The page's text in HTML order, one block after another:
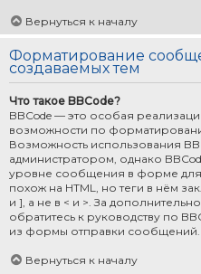
Вернуться к началу
Форматирование
создаваемых тем
Что такое BBCode?
BBCode — это особая
возможности по
Возможность использования
администратором, однако
уровне сообщения в форме для
похож на HTML, но теги в нём
и ], а не в < и >. За
обратитесь к руководству по
из формы отправки сообщений.
Вернуться к началу